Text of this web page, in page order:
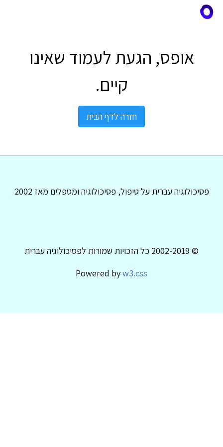
אופס, הגעת לעמוד שאינו
קיים.
חזרה לדף הבית
פסיכולוגיה עברית על טיפול, פסיכולוגיה ומטפלים מאז 2002
© 2002-2019 כל הזכויות שמורות לפסיכולוגיה עברית
Powered byw3.css